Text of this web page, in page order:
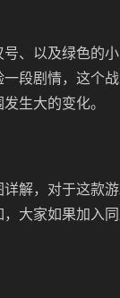
、以及绿色的
段剧情，这个
生大的变化。
解，对于这款
大家如果加入